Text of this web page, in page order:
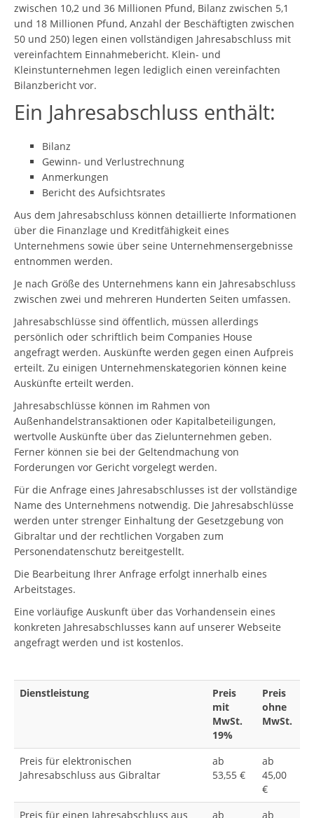
zwischen 10,2 und 36 Millionen Pfund, Bilanz zwischen 5,1
und 18 Millionen Pfund, Anzahl der Beschäftigten zwischen
50 und 250) legen einen vollständigen Jahresabschluss mit
vereinfachtem Einnahmebericht. Klein- und
Kleinstunternehmen legen lediglich einen vereinfachten
Bilanzbericht vor.
Ein Jahresabschluss enthält:
Bilanz
Gewinn- und Verlustrechnung
Anmerkungen
Bericht des Aufsichtsrates
Aus dem Jahresabschluss können detaillierte Informationen
über die Finanzlage und Kreditfähigkeit eines
Unternehmens sowie über seine Unternehmensergebnisse
entnommen werden.
Je nach Größe des Unternehmens kann ein Jahresabschluss
zwischen zwei und mehreren Hunderten Seiten umfassen.
Jahresabschlüsse sind öffentlich, müssen allerdings
persönlich oder schriftlich beim Companies House
angefragt werden. Auskünfte werden gegen einen Aufpreis
erteilt. Zu einigen Unternehmenskategorien können keine
Auskünfte erteilt werden.
Jahresabschlüsse können im Rahmen von
Außenhandelstransaktionen oder Kapitalbeteiligungen,
wertvolle Auskünfte über das Zielunternehmen geben.
Ferner können sie bei der Geltendmachung von
Forderungen vor Gericht vorgelegt werden.
Für die Anfrage eines Jahresabschlusses ist der vollständige
Name des Unternehmens notwendig. Die Jahresabschlüsse
werden unter strenger Einhaltung der Gesetzgebung von
Gibraltar und der rechtlichen Vorgaben zum
Personendatenschutz bereitgestellt.
Die Bearbeitung Ihrer Anfrage erfolgt innerhalb eines
Arbeitstages.
Eine vorläufige Auskunft über das Vorhandensein eines
konkreten Jahresabschlusses kann auf unserer Webseite
angefragt werden und ist kostenlos.
Dienstleistung
Preis
mit
MwSt.
19%
Preis
ohne
MwSt.
Preis für elektronischen
Jahresabschluss aus Gibraltar
ab
53,55 €
ab
45,00
€
Preis für einen Jahresabschluss aus
ab ab